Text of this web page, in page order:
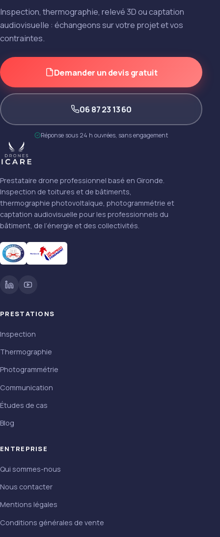
Inspection, thermographie, relevé 3D ou captation
audiovisuelle : échangeons sur votre projet et vos
contraintes.
Demander un devis gratuit
06 87 23 13 60
Réponse sous 24 h ouvrées, sans engagement
Prestataire drone professionnel basé en Gironde.
Inspection de toitures et de bâtiments,
thermographie photovoltaïque, photogrammétrie et
captation audiovisuelle pour les professionnels du
bâtiment, de l’énergie et des collectivités.
PRESTATIONS
Inspection
Thermographie
Photogrammétrie
Communication
Études de cas
Blog
ENTREPRISE
Qui sommes-nous
Nous contacter
Mentions légales
Conditions générales de vente